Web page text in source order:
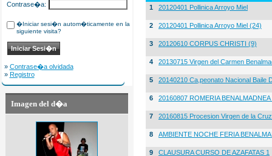
Contrase�a:
�Iniciar sesi�n autom�ticamente en la
siguiente visita?
» Contrase�a olvidada
» Registro
Imagen del d�a
1 20120401 Pollinica Arroyo Miel
2 20120401 Pollinica Arroyo Miel (24)
3 20120610 CORPUS CHRISTI (9)
4 20130715 Virgen del Carmen
5 20140210 Ca,peonato Nacional Baile
6 20160807 ROMERIA
7 20160815 Procesion Virgen de la
8 AMBIENTE NOCHE FERIA
9 CLAUSURA CURSO DE AZAFATAS 1